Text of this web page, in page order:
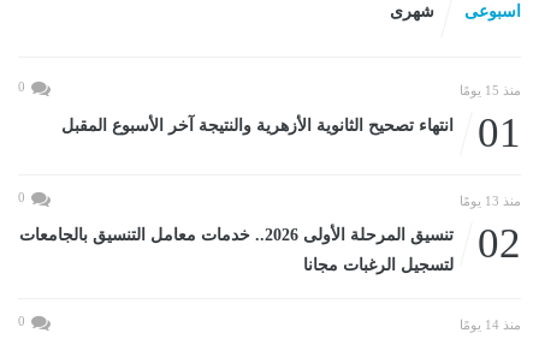
اسبوعى شهرى
منذ 15 يومًا 0
01 انتهاء تصحيح الثانوية الأزهرية والنتيجة آخر الأسبوع المقبل
منذ 13 يومًا 0
02
تنسيق المرحلة الأولى 2026.. خدمات معامل التنسيق بالجامعات
لتسجيل الرغبات مجانا
منذ 14 يومًا 0